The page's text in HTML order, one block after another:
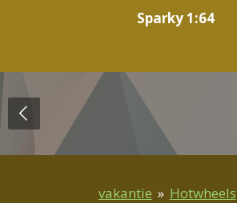
Sparky 1:64
vakantie » Hotwheels